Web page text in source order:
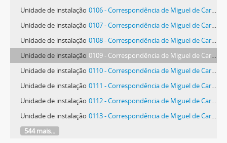
Unidade de instalação 0106 - Correspondência de Miguel de Carvalho
Unidade de instalação 0107 - Correspondência de Miguel de Carvalho
Unidade de instalação 0108 - Correspondência de Miguel de Carvalho
Unidade de instalação 0109 - Correspondência de Miguel de Carvalho
Unidade de instalação 0110 - Correspondência de Miguel de Carvalho
Unidade de instalação 0111 - Correspondência de Miguel de Carvalho
Unidade de instalação 0112 - Correspondência de Miguel de Carvalho
Unidade de instalação 0113 - Correspondência de Miguel de Carvalho
544 mais...